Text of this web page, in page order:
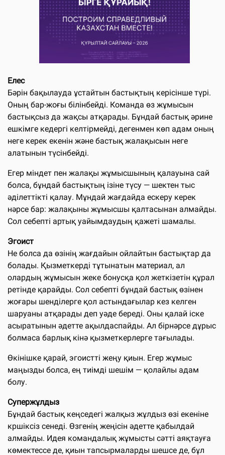
Елес
Бәрін бақылауда ұстайтын бастықтың керісінше түрі.
Оның бар-жоғы білінбейді. Команда өз жұмысын
бастықсыз да жақсы атқарады. Бұндай бастық әрине
ешкімге кедергі келтірмейді, дегенмен көп адам оның
неге керек екенін және бастық жалақысын неге
алатынын түсінбейді.
Егер міндет пен жалақы жұмысшының қалауына сай
болса, бұндай бастықтың ізіне түсу — шектен тыс
әділеттікті қалау. Мұндай жағдайда ескеру керек
нәрсе бар: жалақыны жұмысшы қалтасынан алмайды.
Сол себепті артық уайымдаудың қажеті шамалы.
Эгоист
Не болса да өзінің жағдайын ойлайтын бастықтар да
болады. Қызметкерді тұтынатын материал, ал
олардың жұмысын жеке бонусқа қол жеткізетін құрал
ретінде қарайды. Сол себепті бұндай бастық өзінен
жоғары шенділерге қол астындағылар кез келген
шаруаны атқарады деп уәде береді. Оны қалай іске
асыратынын әдетте ақылдаспайды. Ал бірнәрсе дұрыс
болмаса барлық кінә қызметкерлерге тағылады.
Өкінішке қарай, эгоистті жеңу қиын. Егер жұмыс
маңызды болса, ең тиімді шешім — қолайлы адам
болу.
Супержұлдыз
Бұндай бастық кеңседегі жалқыз жұлдыз өзі екеніне
кршіксіз сенеді. Өзгенің жеңісін әдетте қабылдай
алмайды. Идея командалық жұмысты сәтті аяқтауға
көмектессе де, қиын тапсырмаларды шешсе де, бұл